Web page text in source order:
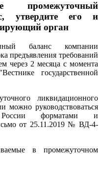
утвердите его и
орган
баланс компании
предъявления требований
через 2 месяца с момента
государственной
ликвидационного
можно руководствоваться
форматами и
от 25.11.2019 № ВД-4-
в промежуточном